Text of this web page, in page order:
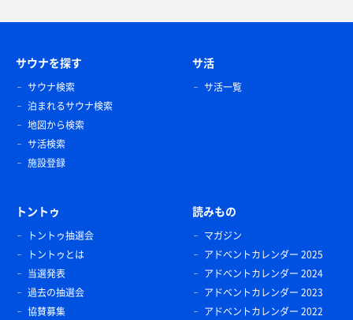
サウナを探す
サウナ検索
泊まれるサウナ検索
地図から検索
サ活検索
施設登録
サ活
サ活一覧
トントゥ
トントゥ抽選会
トントゥとは
当選発表
過去の抽選会
協賛募集
読みもの
マガジン
アドベントカレンダー 2025
アドベントカレンダー 2024
アドベントカレンダー 2023
アドベントカレンダー 2022